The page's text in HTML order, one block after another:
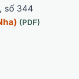
số 344